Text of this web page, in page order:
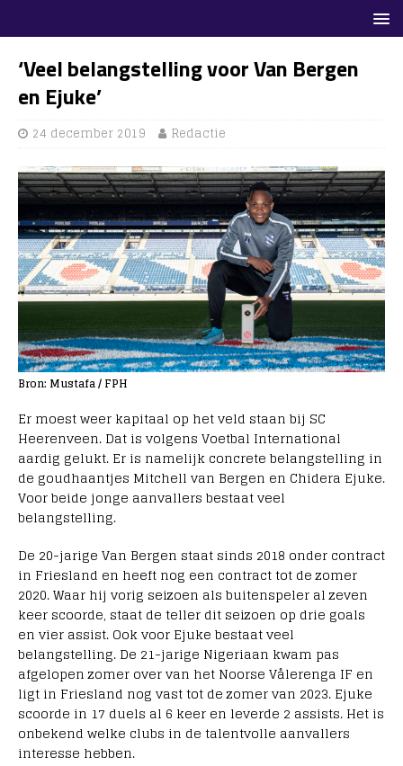
‘Veel belangstelling voor Van Bergen
en Ejuke’
24 december 2019 Redactie
Bron: Mustafa / FPH
Er moest weer kapitaal op het veld staan bij SC
Heerenveen. Dat is volgens Voetbal International
aardig gelukt. Er is namelijk concrete belangstelling in
de goudhaantjes Mitchell van Bergen en Chidera Ejuke.
Voor beide jonge aanvallers bestaat veel
belangstelling.
De 20-jarige Van Bergen staat sinds 2018 onder contract
in Friesland en heeft nog een contract tot de zomer
2020. Waar hij vorig seizoen als buitenspeler al zeven
keer scoorde, staat de teller dit seizoen op drie goals
en vier assist. Ook voor Ejuke bestaat veel
belangstelling. De 21-jarige Nigeriaan kwam pas
afgelopen zomer over van het Noorse Vålerenga IF en
ligt in Friesland nog vast tot de zomer van 2023. Ejuke
scoorde in 17 duels al 6 keer en leverde 2 assists. Het is
onbekend welke clubs in de talentvolle aanvallers
interesse hebben.